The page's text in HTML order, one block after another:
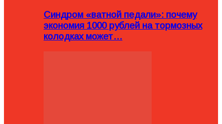
Синдром «ватной педали»: почему
экономия 1000 рублей на тормозных
колодках может…